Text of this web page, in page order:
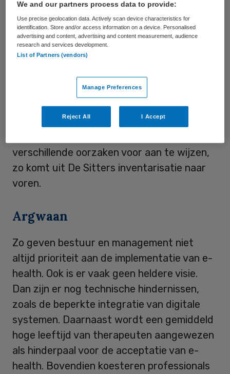
maken.
Dat constateert Jeroen de Sitter die voor
organisatieadviesbureau P5COM onderzoek
deed naar succes- en faalfactoren bij
implementatie van e-mental health in de
Deze implementatie blijkt vooralsnog
weerbarstig. Zestig tot zeventig procent
verschillende oorzaken voor aan te wijzen,
zo komt uit De Sitters inventarisatie naar
voren.
Argwaan
Zo geven bestuur en management niet
altijd prioriteit aan de implementatie van e-
health. Ook is er vaak geen heldere visie.
Dan zijn er nog technische hindernissen,
zoals de beperkte integratie van digitale
systemen. Daarnaast wordt een gemiddeld
hoge leeftijd van therapeuten aangewezen
als hinderpaal voor de acceptatie van e-
health. Bovendien koesteren professionals
We and our partners process data to provide:
Use precise geolocation data. Actively scan device characteristics for
identification. Store and/or access information on a device. Personalised
advertising and content, advertising and content measurement, audience
research and services development.
List of Partners (vendors)
Manage Preferences
Reject All I Accept